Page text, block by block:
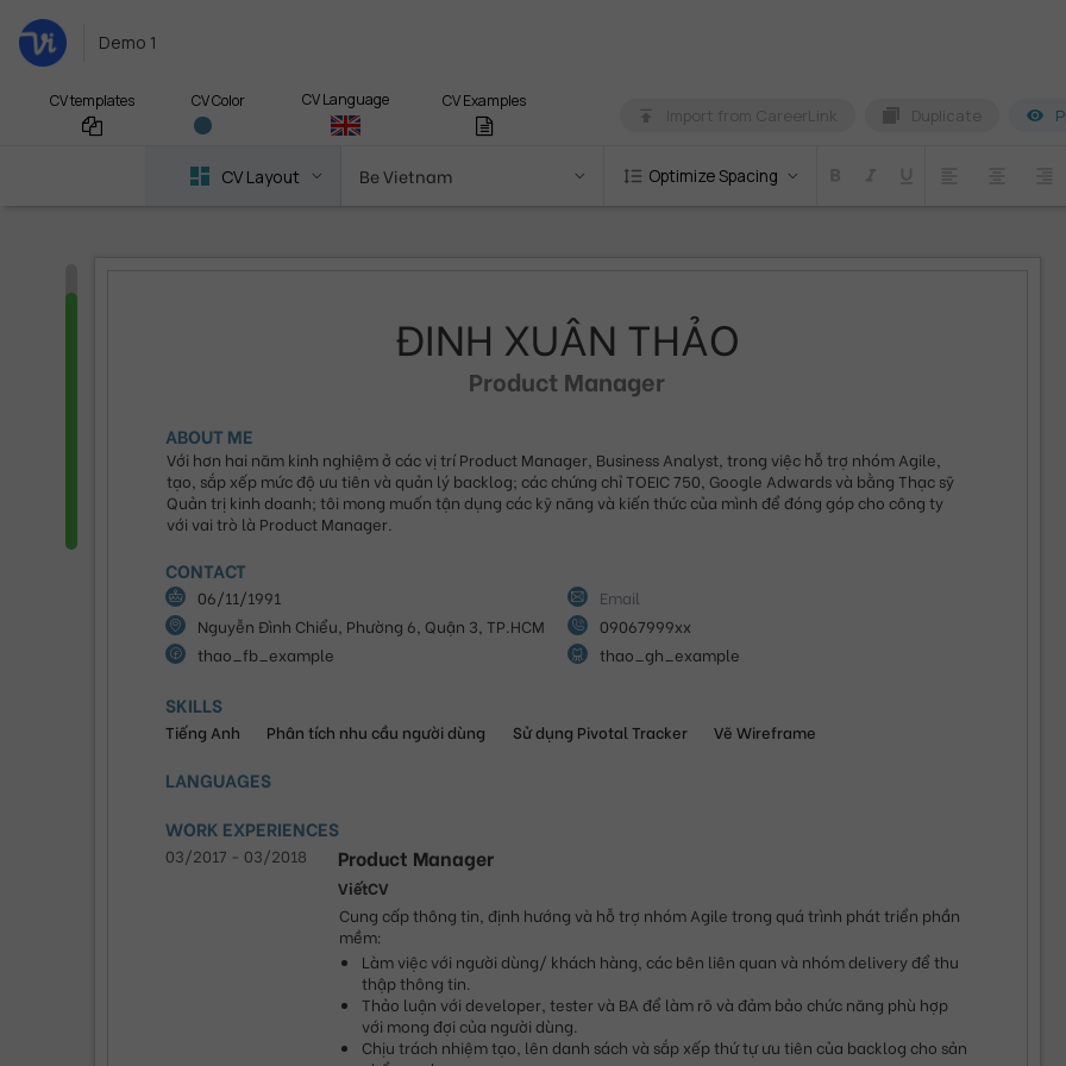
Demo 1
CV templates CV Color CV Language CV Examples
Import from CareerLink Duplicate
CV Layout Be Vietnam format_line_spacing Optimize Spacing format_bold format_italic format_underlined
ĐINH XUÂN THẢO
Product Manager
ABOUT ME
Với hơn hai năm kinh nghiệm ở các vị trí Product Manager, Business Analyst, trong việc hỗ trợ nhóm Agile,
tạo, sắp xếp mức độ ưu tiên và quản lý backlog; các chứng chỉ TOEIC 750, Google Adwards và bằng Thạc sỹ
Quản trị kinh doanh; tôi mong muốn tận dụng các kỹ năng và kiến thức của mình để đóng góp cho công ty
với vai trò là Product Manager.
CONTACT
06/11/1991
Nguyễn Đình Chiểu, Phường 6, Quận 3, TP.HCM
09067999xx
thao_fb_example
thao_gh_example
SKILLS
Tiếng Anh Phân tích nhu cầu người dùng Sử dụng Pivotal Tracker Vẽ Wireframe
LANGUAGES
WORK EXPERIENCES
03/2017 - 03/2018 Product Manager
ViếtCV
Cung cấp thông tin, định hướng và hỗ trợ nhóm Agile trong quá trình phát triển phần
mềm:
Làm việc với người dùng/ khách hàng, các bên liên quan và nhóm delivery để thu
thập thông tin.
Thảo luận với developer, tester và BA để làm rõ và đảm bảo chức năng phù hợp
với mong đợi của người dùng.
Chịu trách nhiệm tạo, lên danh sách và sắp xếp thứ tự ưu tiên của backlog cho sản